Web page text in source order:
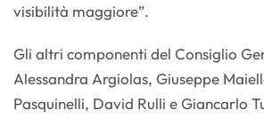
visibilità maggiore”.
Gli altri componenti del Consiglio
Alessandra Argiolas, Giuseppe
Pasquinelli, David Rulli e Giancarlo